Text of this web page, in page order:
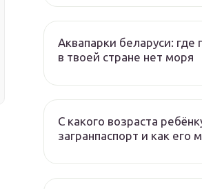
Аквапарки беларуси: где
в твоей стране нет моря
С какого возраста
загранпаспорт и как его